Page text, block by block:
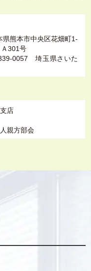
熊本市中央区花畑町1-
301号
0057 埼玉県さいた
店
親方部会